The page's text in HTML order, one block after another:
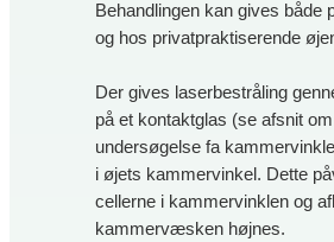
Behandlingen kan gives både
og hos privatpraktiserende
Der gives laserbestråling
på et kontaktglas (se afsnit om
undersøgelse fa
i øjets kammervinkel. Dette
cellerne i kammervinklen og
kammervæsken højnes.